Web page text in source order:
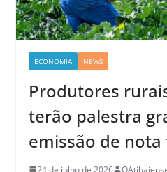
ECONOMIA NEWS
Produtores
terão palestra
emissão de nota
24 de julho de 2026